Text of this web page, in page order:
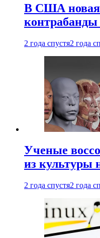
В США
2 года спустя2 года
Ученые
из культуры
2 года спустя2 года